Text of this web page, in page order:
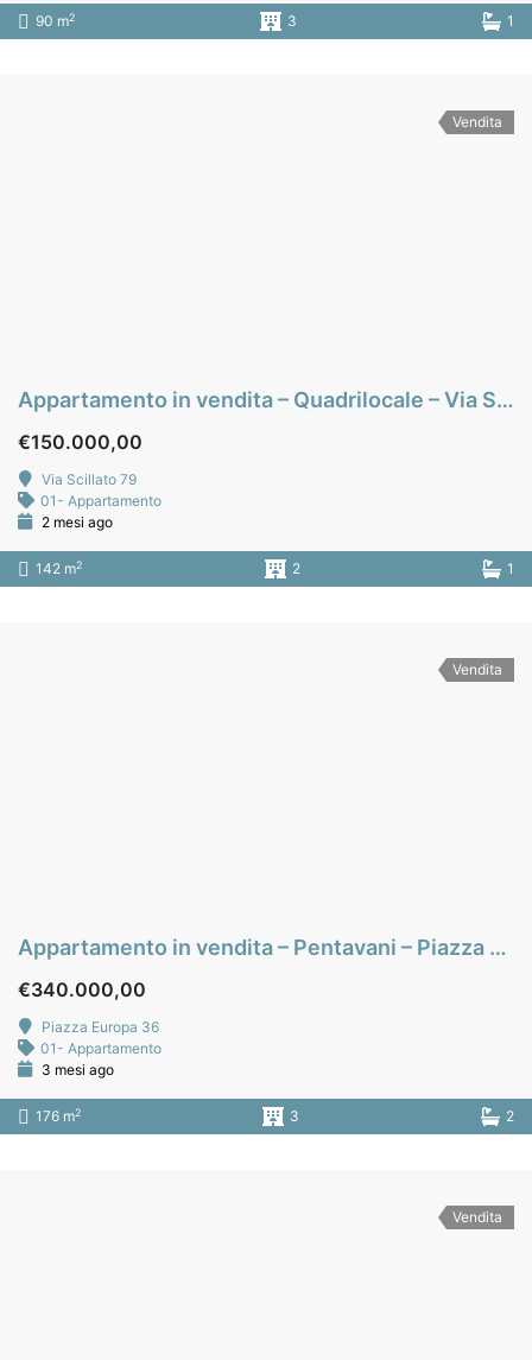
90 m2 3 1
Vendita
Appartamento in vendita – Quadrilocale – Via Scillato – zona Perpignano Alta – Palermo
€150.000,00
Via Scillato 79
01- Appartamento
2 mesi ago
142 m2 2 1
Vendita
Appartamento in vendita – Pentavani – Piazza Europa – zona Strasburgo – Palermo
€340.000,00
Piazza Europa 36
01- Appartamento
3 mesi ago
176 m2 3 2
Vendita